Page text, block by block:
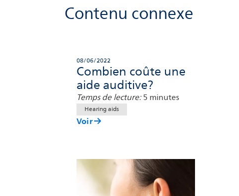
Contenu connexe
08/06/2022
Combien coûte une
aide auditive?
Temps de lecture:5 minutes
Hearing aids
Voir